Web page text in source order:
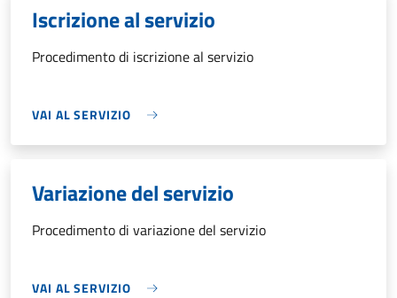
Iscrizione al servizio
Procedimento di iscrizione al servizio
VAI AL SERVIZIO
Variazione del servizio
Procedimento di variazione del servizio
VAI AL SERVIZIO